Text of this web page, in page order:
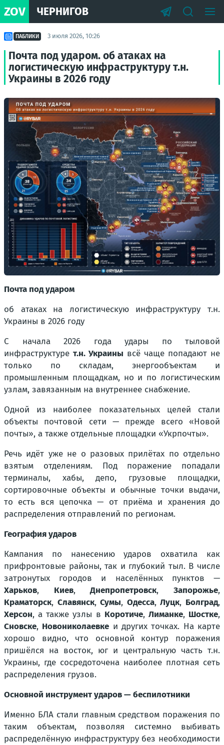
ZOV ЧЕРНИГОВ
ПАБЛИКИ 3 июля 2026, 10:26
Почта под ударом. об атаках на
логистическую инфраструктуру т.н.
Украины в 2026 году
Почта под ударом
об атаках на логистическую инфраструктуру т.н.
Украины в 2026 году
С начала 2026 года удары по тыловой
инфраструктуре т.н. Украины всё чаще попадают не
только по складам, энергообъектам и
промышленным площадкам, но и по логистическим
узлам, завязанным на внутреннее снабжение.
Одной из наиболее показательных целей стали
объекты почтовой сети — прежде всего «Новой
почты», а также отдельные площадки «Укрпочты».
Речь идёт уже не о разовых прилётах по отдельно
взятым отделениям. Под поражение попадали
терминалы, хабы, депо, грузовые площадки,
сортировочные объекты и обычные точки выдачи,
то есть вся цепочка — от приёма и хранения до
распределения отправлений по регионам.
География ударов
Кампания по нанесению ударов охватила как
прифронтовые районы, так и глубокий тыл. В числе
затронутых городов и населённых пунктов —
Харьков, Киев,Днепропетровск,Запорожье,
Краматорск, Славянск,Сумы, Одесса,Луцк, Болград,
Херсон, а также узлы в Коротиче, Лиманке, Шостке,
Сновске, Новониколаевке и других точках. На карте
хорошо видно, что основной контур поражения
пришёлся на восток, юг и центральную часть т.н.
Украины, где сосредоточена наиболее плотная сеть
распределения грузов.
Основной инструмент ударов — беспилотники
Именно БЛА стали главным средством поражения по
таким объектам, позволяя системно выбивать
распределённую инфраструктуру без необходимости